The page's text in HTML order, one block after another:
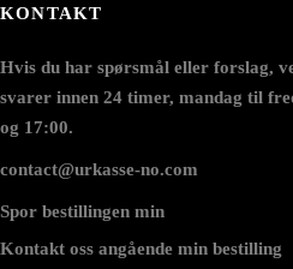
KONTAKT
Hvis du har spørsmål eller forslag,
svarer innen 24 timer, mandag til
og 17:00.
contact@urkasse-no.com
Spor bestillingen min
Kontakt oss angående min bestilling